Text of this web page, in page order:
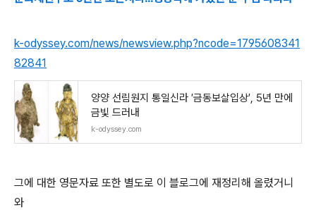
k-odyssey.com/news/newsview.php?ncode=1795608341
82841
양양 선림원지 통일신라 ′금동보살입상′, 5년 만에
금빛 드러내
k-odyssey.com
그에 대한 영문자료 또한 별도로 이 블로그에 재정리해 올렸거니
와